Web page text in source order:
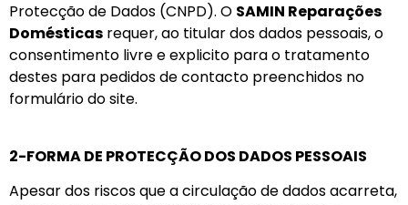
Protecção de Dados (CNPD). O SAMIN Reparações
Domésticas requer, ao titular dos dados pessoais, o
consentimento livre e explicito para o tratamento
destes para pedidos de contacto preenchidos no
formulário do site.
2-FORMA DE PROTECÇÃO DOS DADOS PESSOAIS
Apesar dos riscos que a circulação de dados acarreta,